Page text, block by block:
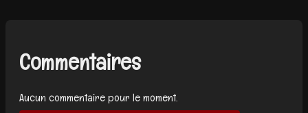
Commentaires
Aucun commentaire pour le moment.